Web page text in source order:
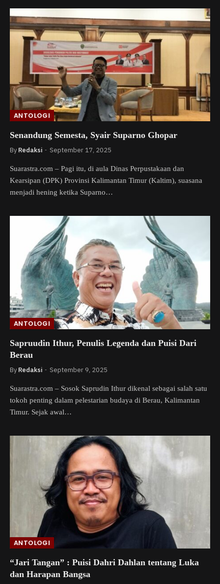
ANTOLOGI
Senandung Semesta, Syair Suparno Ghopar
By Redaksi September 17, 2025
Suarastra.com – Pagi itu, di aula Dinas Perpustakaan dan
Kearsipan (DPK) Provinsi Kalimantan Timur (Kaltim), suasana
menjadi hening ketika Suparno…
ANTOLOGI
Sapruudin Ithur, Penulis Legenda dan Puisi Dari
Berau
By Redaksi September 9, 2025
Suarastra.com – Sosok Saprudin Ithur dikenal sebagai salah satu
tokoh penting dalam pelestarian budaya di Berau, Kalimantan
Timur. Sejak awal…
ANTOLOGI
“Jari Tangan” : Puisi Dahri Dahlan tentang Luka
dan Harapan Bangsa